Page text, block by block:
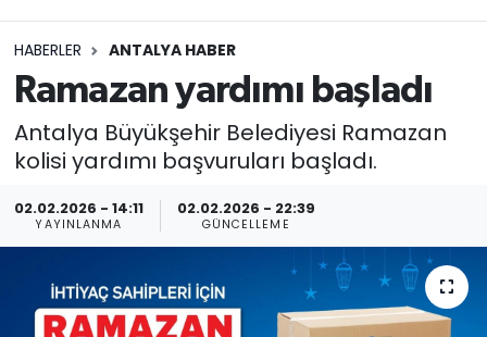
HABERLER ANTALYA HABER
Ramazan yardımı başladı
Antalya Büyükşehir Belediyesi Ramazan
kolisi yardımı başvuruları başladı.
02.02.2026 - 14:11
YAYINLANMA
02.02.2026 - 22:39
GÜNCELLEME
Siyaset
Video
Kültür-sanat
Sağlık
Siyaset
Ekonomi
Sağlık
Spor
Muratpaşa Trafik Yoğunluk Haritası
Süper Lig Puan Durumu ve Fikstür
Tüm Manşetler
Haber Arşivi